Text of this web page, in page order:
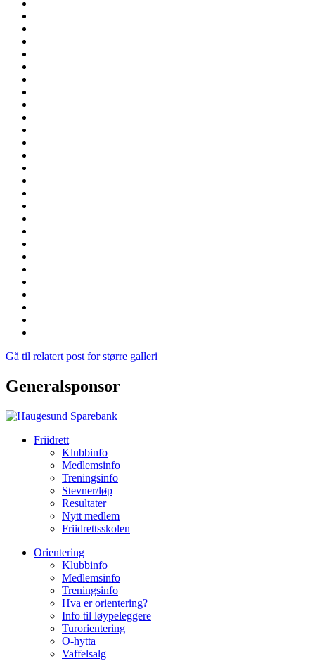
Gå til relatert post for større galleri
Generalsponsor
Friidrett
Klubbinfo
Medlemsinfo
Treningsinfo
Stevner/løp
Resultater
Nytt medlem
Friidrettsskolen
Orientering
Klubbinfo
Medlemsinfo
Treningsinfo
Hva er orientering?
Info til løypeleggere
Turorientering
O-hytta
Vaffelsalg